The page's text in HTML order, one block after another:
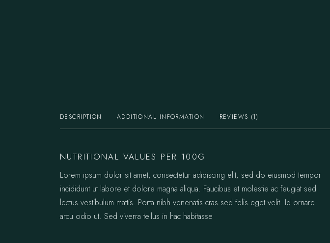
DESCRIPTION ADDITIONAL INFORMATION REVIEWS (1)
NUTRITIONAL VALUES PER 100G
Lorem ipsum dolor sit amet, consectetur adipiscing elit, sed do eiusmod tempor
incididunt ut labore et dolore magna aliqua. Faucibus et molestie ac feugiat sed
lectus vestibulum mattis. Porta nibh venenatis cras sed felis eget velit. Id ornare
arcu odio ut. Sed viverra tellus in hac habitasse